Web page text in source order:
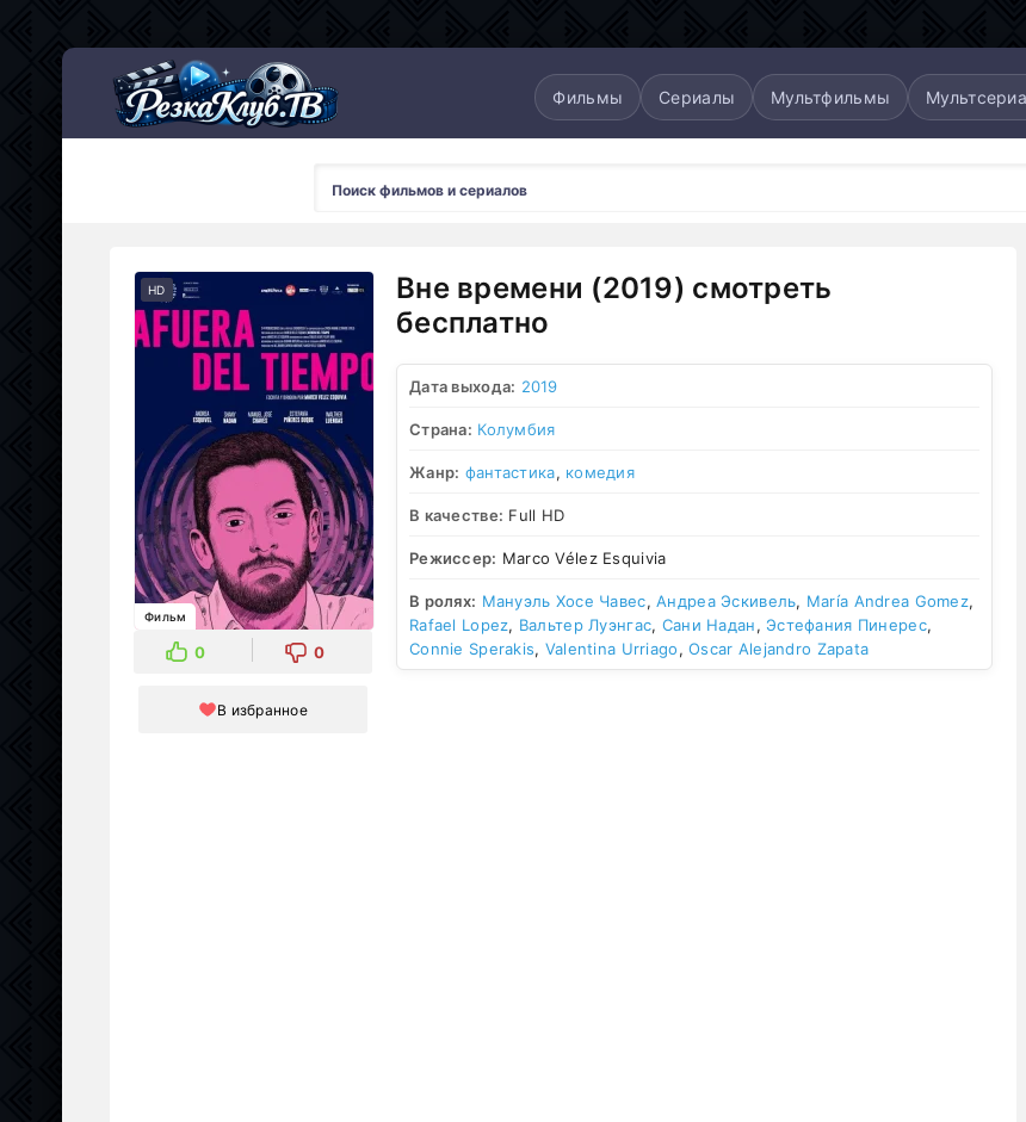
Фильмы Сериалы Мультфильмы
HD
Фильм
0 0
В избранное
Вне времени (2019) смотреть
бесплатно
Дата выхода: 2019
Страна: Колумбия
Жанр: фантастика, комедия
В качестве: Full HD
Режиссер: Marco Vélez Esquivia
В ролях: Мануэль Хосе Чавес,Андреа Эскивель, María Andrea Gomez,
Rafael Lopez, Вальтер Луэнгас, Сани Надан, Эстефания Пинерес,
Connie Sperakis, Valentina Urriago,Oscar Alejandro Zapata
Мультсериалы